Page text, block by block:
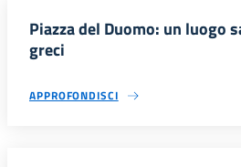
Piazza del Duomo: un luogo
greci
APPROFONDISCI